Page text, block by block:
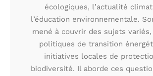
écologiques, l’actualité
l’éducation environnementale.
mené à couvrir des sujets
politiques de transition
initiatives locales de
biodiversité. Il aborde ces